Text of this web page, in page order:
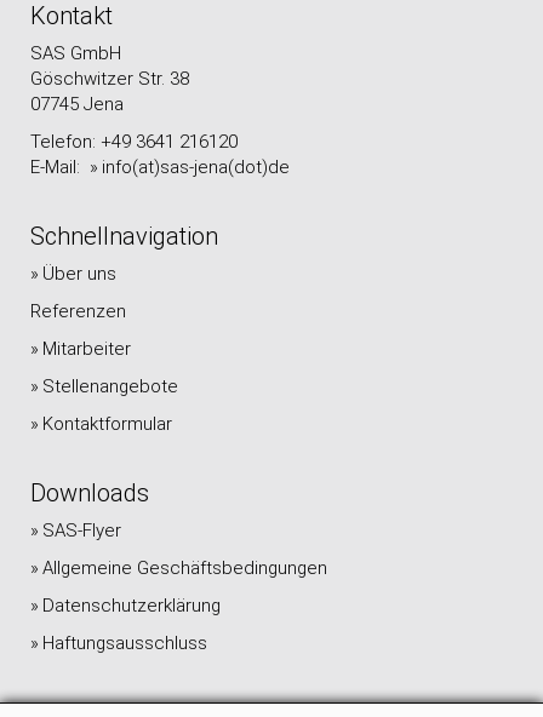
Kontakt
SAS GmbH
Göschwitzer Str. 38
07745 Jena
Telefon: +49 3641 216120
E-Mail:
info(at)sas-jena(dot)de
Schnellnavigation
Über uns
Referenzen
Mitarbeiter
Stellenangebote
Kontaktformular
Downloads
SAS-Flyer
Allgemeine Geschäftsbedingungen
Datenschutzerklärung
Haftungsausschluss